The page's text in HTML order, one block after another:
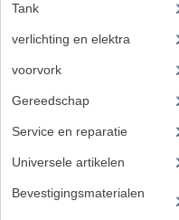
Tank
verlichting en elektra
voorvork
Gereedschap
Service en reparatie
Universele artikelen
Bevestigingsmaterialen